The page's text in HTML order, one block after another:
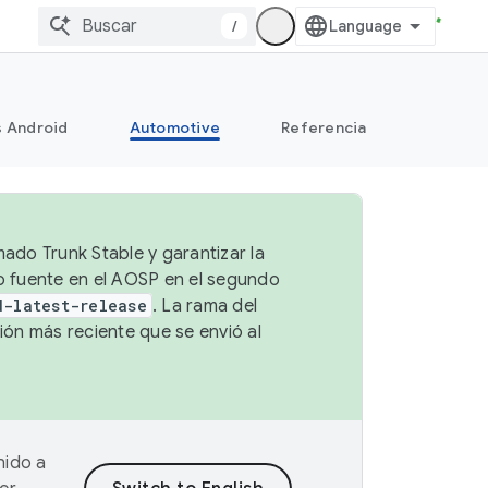
/
Android Automotive Referencia
Trunk Stable y garantizar la
en el AOSP en el segundo
latest-release . La rama del
más reciente que se envió al
a